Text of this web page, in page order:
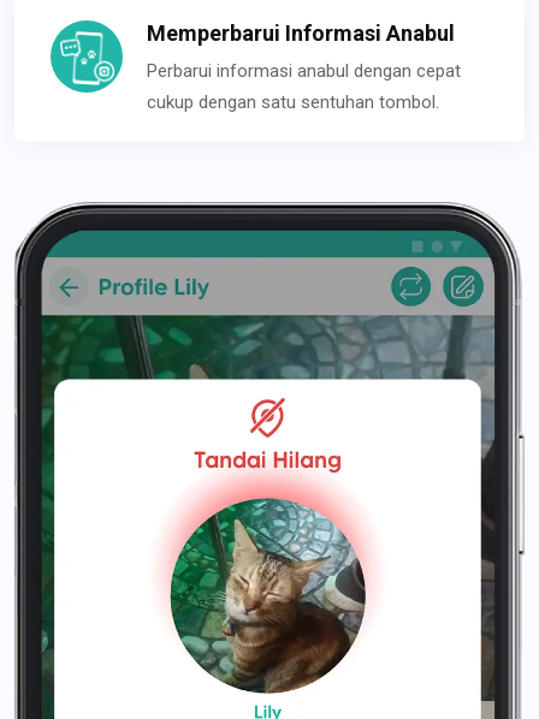
Memperbarui Informasi Anabul
Perbarui informasi anabul dengan cepat
cukup dengan satu sentuhan tombol.